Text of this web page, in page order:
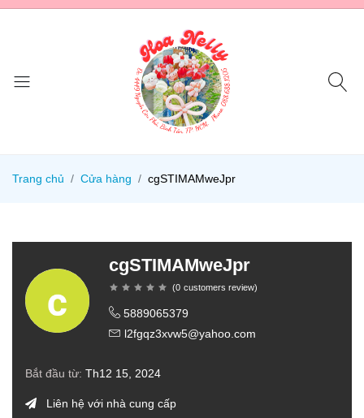
Trang chủ Cửa hàng cgSTIMAMweJpr
cgSTIMAMweJpr
(0 customers review)
5889065379
l2fgqz3xvw5@yahoo.com
Bắt đầu từ: Th12 15, 2024
Liên hệ với nhà cung cấp